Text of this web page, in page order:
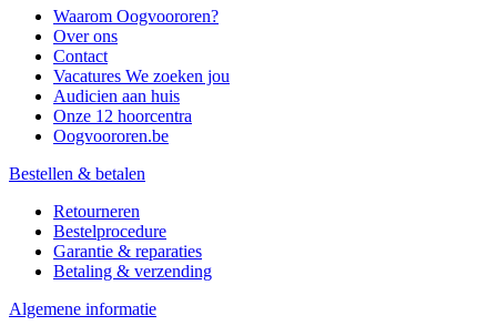
Waarom Oogvoororen?
Over ons
Contact
Vacatures We zoeken jou
Audicien aan huis
Onze 12 hoorcentra
Oogvoororen.be
Bestellen & betalen
Retourneren
Bestelprocedure
Garantie & reparaties
Betaling & verzending
Algemene informatie